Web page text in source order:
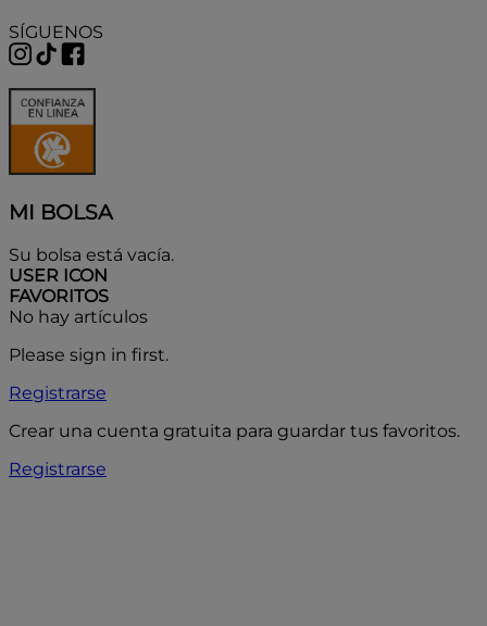
SÍGUENOS
MI BOLSA
Su bolsa está vacía.
USER ICON
FAVORITOS
No hay artículos
Please sign in first.
Registrarse
Crear una cuenta gratuita para guardar tus favoritos.
Registrarse